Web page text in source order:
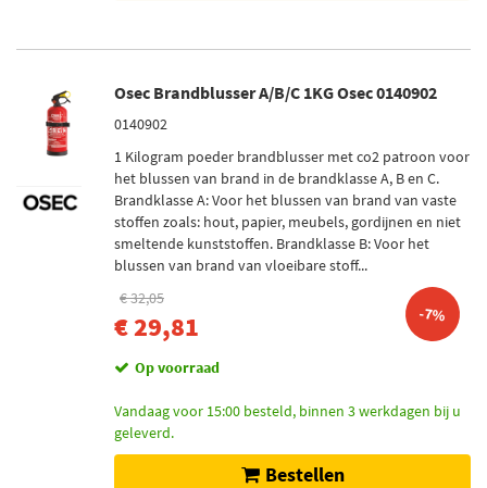
Osec Brandblusser A/B/C 1KG Osec 0140902
0140902
1 Kilogram poeder brandblusser met co2 patroon voor
het blussen van brand in de brandklasse A, B en C.
Brandklasse A: Voor het blussen van brand van vaste
stoffen zoals: hout, papier, meubels, gordijnen en niet
smeltende kunststoffen. Brandklasse B: Voor het
blussen van brand van vloeibare stoff...
€ 32,05
€ 29,81 -7%
Op voorraad
Vandaag voor 15:00 besteld, binnen 3 werkdagen bij u
geleverd.
Bestellen